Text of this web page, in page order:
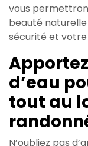
vous
beauté
sécurité et
d’eau
tout au
N’oubliez pas